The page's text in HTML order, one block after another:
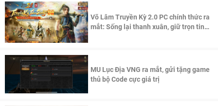
Võ Lâm Truyền Kỳ 2.0 PC chính thức ra
mắt: Sống lại thanh xuân, giữ trọn tinh
MU Lục Địa VNG ra mắt, gửi tặng game
thủ bộ Code cực giá trị